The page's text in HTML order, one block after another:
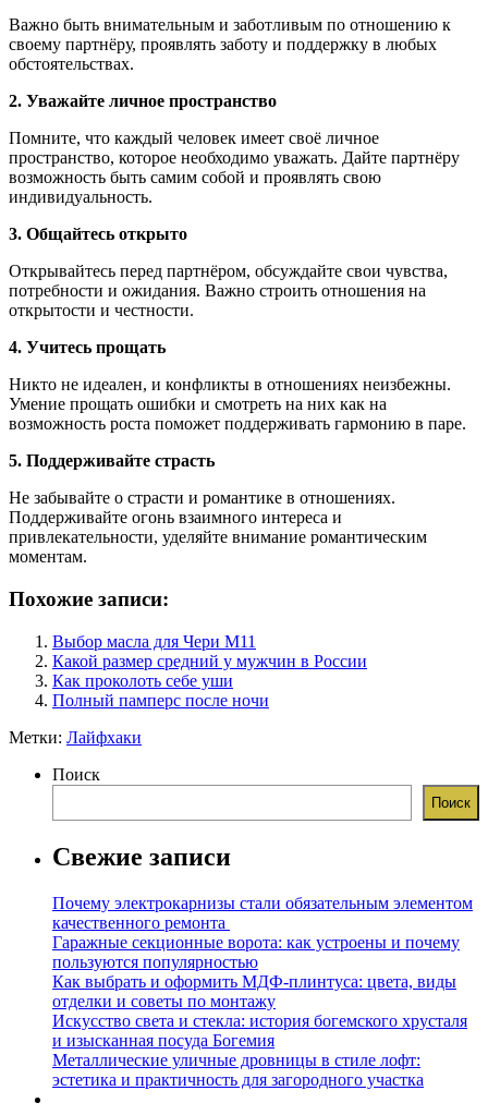
Важно быть внимательным и заботливым по отношению к
своему партнёру, проявлять заботу и поддержку в любых
обстоятельствах.
2. Уважайте личное пространство
Помните, что каждый человек имеет своё личное
пространство, которое необходимо уважать. Дайте партнёру
возможность быть самим собой и проявлять свою
индивидуальность.
3. Общайтесь открыто
Открывайтесь перед партнёром, обсуждайте свои чувства,
потребности и ожидания. Важно строить отношения на
открытости и честности.
4. Учитесь прощать
Никто не идеален, и конфликты в отношениях неизбежны.
Умение прощать ошибки и смотреть на них как на
возможность роста поможет поддерживать гармонию в паре.
5. Поддерживайте страсть
Не забывайте о страсти и романтике в отношениях.
Поддерживайте огонь взаимного интереса и
привлекательности, уделяйте внимание романтическим
моментам.
Похожие записи:
Выбор масла для Чери М11
Какой размер средний у мужчин в России
Как проколоть себе уши
Полный памперс после ночи
Метки: Лайфхаки
Поиск
Поиск
Свежие записи
Почему электрокарнизы стали обязательным элементом
качественного ремонта
Гаражные секционные ворота: как устроены и почему
пользуются популярностью
Как выбрать и оформить МДФ-плинтуса: цвета, виды
отделки и советы по монтажу
Искусство света и стекла: история богемского хрусталя
и изысканная посуда Богемия
Металлические уличные дровницы в стиле лофт:
эстетика и практичность для загородного участка